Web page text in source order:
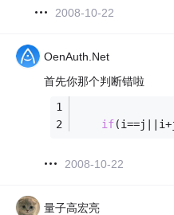
2008-10-22
OenAuth.Net
首先你那个判断错啦
if
2008-10-22
量子高宏亮